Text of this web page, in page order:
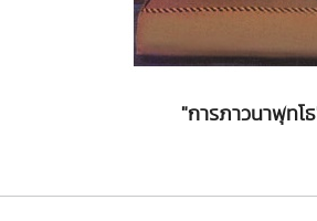
"การภาวนาพุท